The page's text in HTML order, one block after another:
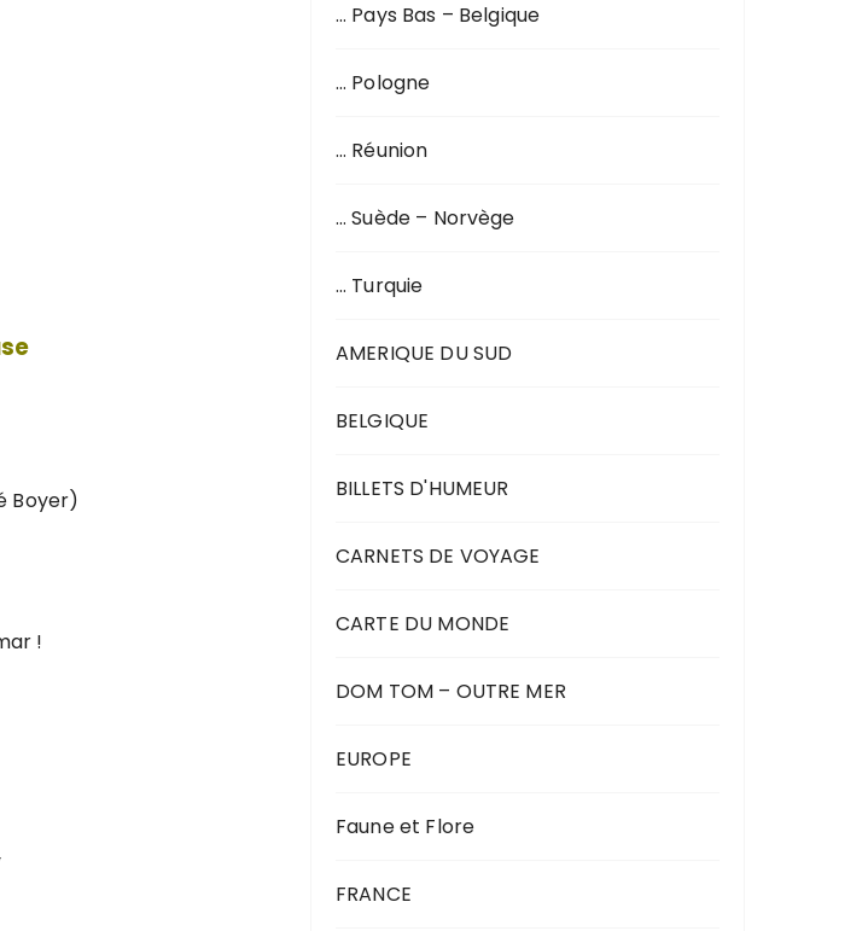
Boyer)
!
… Pays Bas – Belgique
… Pologne
… Réunion
… Suède – Norvège
… Turquie
AMERIQUE DU SUD
BELGIQUE
BILLETS D'HUMEUR
CARNETS DE VOYAGE
CARTE DU MONDE
DOM TOM – OUTRE MER
EUROPE
Faune et Flore
FRANCE